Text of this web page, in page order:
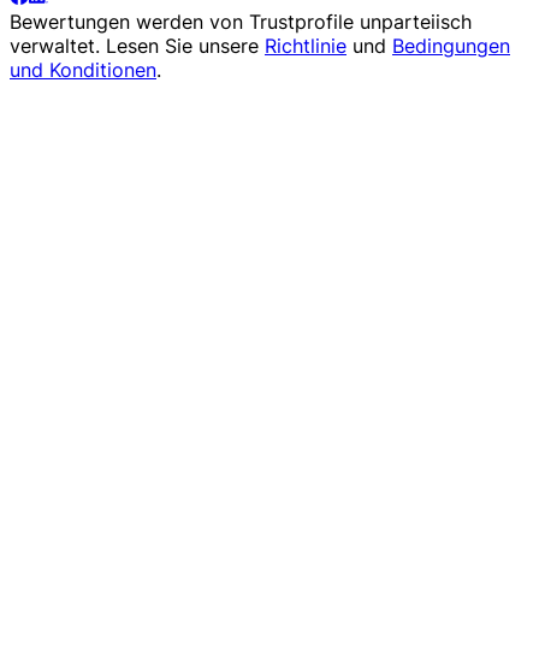
Bewertungen werden von Trustprofile unparteiisch
verwaltet. Lesen Sie unsere Richtlinie und Bedingungen
und Konditionen.